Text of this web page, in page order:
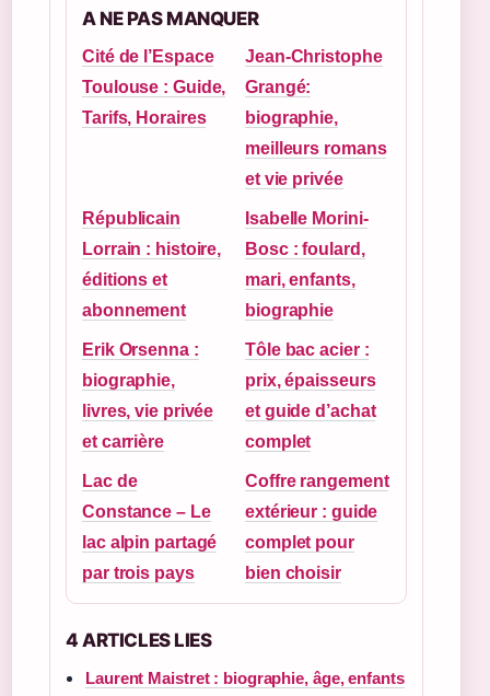
A NE PAS MANQUER
Cité de l’Espace
Toulouse : Guide,
Tarifs, Horaires
Jean-Christophe
Grangé:
biographie,
meilleurs romans
et vie privée
Républicain
Lorrain : histoire,
éditions et
abonnement
Isabelle Morini-
Bosc : foulard,
mari, enfants,
biographie
Erik Orsenna :
biographie,
livres, vie privée
et carrière
Tôle bac acier :
prix, épaisseurs
et guide d’achat
complet
Lac de
Constance – Le
lac alpin partagé
par trois pays
Coffre rangement
extérieur : guide
complet pour
bien choisir
4 ARTICLES LIES
Laurent Maistret : biographie, âge, enfants